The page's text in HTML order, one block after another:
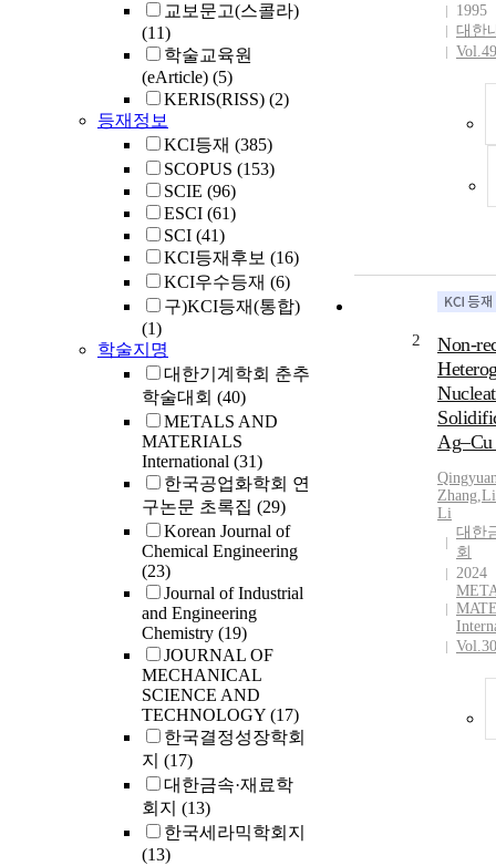
교보문고(스콜라)
(11)
학술교육원
(eArticle) (5)
KERIS(RISS) (2)
등재정보
KCI등재 (385)
SCOPUS (153)
SCIE (96)
ESCI (61)
SCI (41)
KCI등재후보 (16)
KCI우수등재 (6)
구)KCI등재(통합)
(1)
학술지명
대한기계학회 춘추
학술대회 (40)
METALS AND
MATERIALS
International (31)
한국공업화학회 연
구논문 초록집 (29)
Korean Journal of
Chemical Engineering
(23)
Journal of Industrial
and Engineering
Chemistry (19)
JOURNAL OF
MECHANICAL
SCIENCE AND
TECHNOLOGY (17)
한국결정성장학회
지 (17)
대한금속·재료학
회지 (13)
한국세라믹학회지
(13)
1995
대한
2
Non-
Zhang,
Li
대한
회
2024